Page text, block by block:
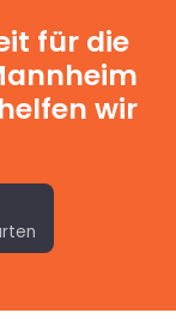
für die
wir